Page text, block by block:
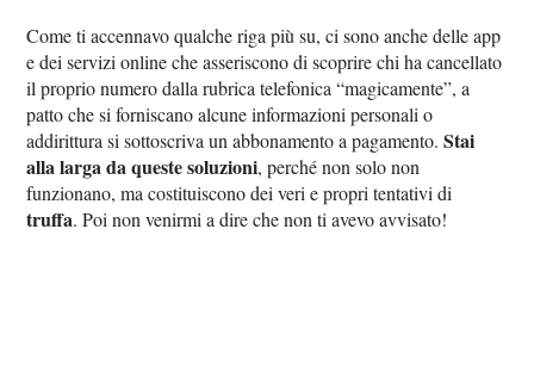
Come ti accennavo qualche riga più su, ci sono anche delle app
e dei servizi online che asseriscono di scoprire chi ha cancellato
il proprio numero dalla rubrica telefonica “magicamente”, a
patto che si forniscano alcune informazioni personali o
addirittura si sottoscriva un abbonamento a pagamento.Stai
alla larga da queste soluzioni, perché non solo non
funzionano, ma costituiscono dei veri e propri tentativi di
truffa. Poi non venirmi a dire che non ti avevo avvisato!